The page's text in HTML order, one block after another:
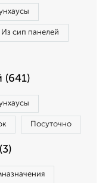
Из сип панелей
(641)
Посуточно